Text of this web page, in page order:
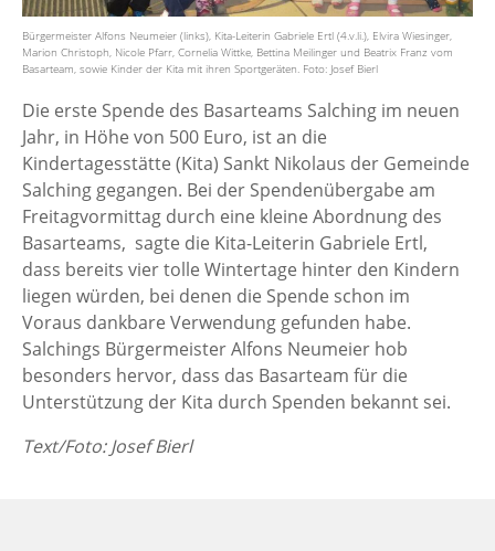
Bürgermeister Alfons Neumeier (links), Kita-Leiterin Gabriele Ertl (4.v.li.), Elvira Wiesinger,
Marion Christoph, Nicole Pfarr, Cornelia Wittke, Bettina Meilinger und Beatrix Franz vom
Basarteam, sowie Kinder der Kita mit ihren Sportgeräten. Foto: Josef Bierl
Die erste Spende des Basarteams Salching im neuen
Jahr, in Höhe von 500 Euro, ist an die
Kindertagesstätte (Kita) Sankt Nikolaus der Gemeinde
Salching gegangen. Bei der Spendenübergabe am
Freitagvormittag durch eine kleine Abordnung des
Basarteams, sagte die Kita-Leiterin Gabriele Ertl,
dass bereits vier tolle Wintertage hinter den Kindern
liegen würden, bei denen die Spende schon im
Voraus dankbare Verwendung gefunden habe.
Salchings Bürgermeister Alfons Neumeier hob
besonders hervor, dass das Basarteam für die
Unterstützung der Kita durch Spenden bekannt sei.
Text/Foto: Josef Bierl